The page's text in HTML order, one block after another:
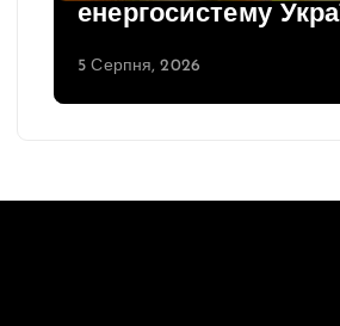
енергосистему
5 Серпня, 2026